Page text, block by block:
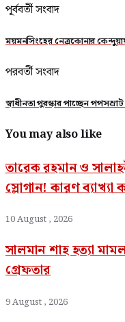
পূর্ববর্তী সংবাদ
ময়মনসিংহের নেত্রকোনার
পরবর্তী সংবাদ
স্বাধীনতা পুরস্কার পাচ্ছেন
You may also like
তারেক রহমান ও
স্লোগান! কারণ
10 August , 2026
সালমান শাহ হত্যা
গ্রেফতার
9 August , 2026